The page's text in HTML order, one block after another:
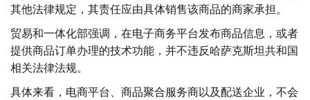
其他法律规定，其责任应由具体销售该商品的商家承担。
贸易和一体化部强调，在电子商务平台发布商品信息，或者
提供商品订单办理的技术功能，并不违反哈萨克斯坦共和国
相关法律法规。
具体来看，电商平台、商品聚合服务商以及配送企业，不会